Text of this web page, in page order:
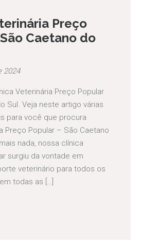
Preço
Caetano do
2024
Veterinária Preço Popular
Sul. Veja neste artigo várias
para você que procura
Preço Popular – São Caetano
nada, nossa clínica
surgiu da vontade em
veterinário para todos os
todas as […]